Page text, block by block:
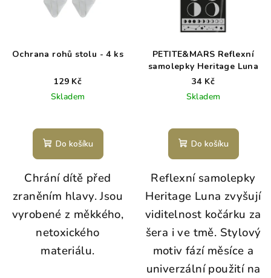
Ochrana rohů stolu - 4 ks
129 Kč
Skladem
Do košíku
Chrání dítě před
zraněním hlavy. Jsou
vyrobené z měkkého,
netoxického
materiálu.
PETITE&MARS Reflexní
samolepky Heritage Luna
34 Kč
Skladem
Do košíku
Reflexní samolepky
Heritage Luna zvyšují
viditelnost kočárku za
šera i ve tmě. Stylový
motiv fází měsíce a
univerzální použití na